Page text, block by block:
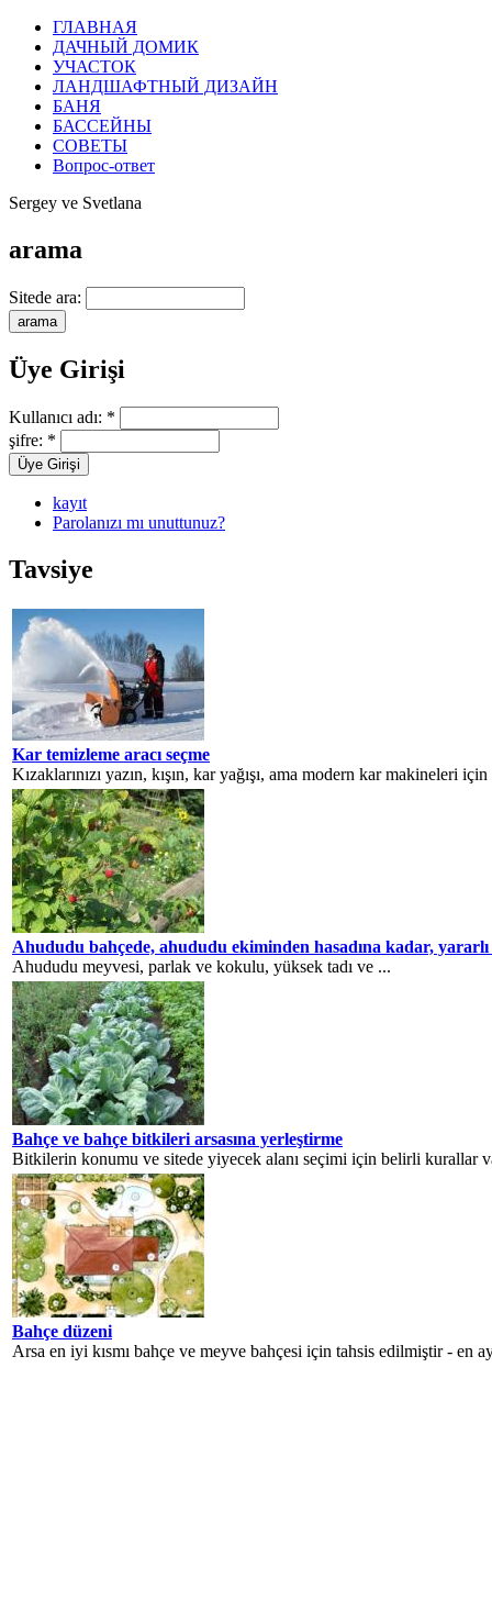
ГЛАВНАЯ
ДАЧНЫЙ ДОМИК
УЧАСТОК
ЛАНДШАФТНЫЙ ДИЗАЙН
БАНЯ
БАССЕЙНЫ
СОВЕТЫ
Вопрос-ответ
Sergey ve Svetlana
arama
Sitede ara:
Üye Girişi
Kullanıcı adı: *
şifre: *
kayıt
Parolanızı mı unuttunuz?
Tavsiye
Kar temizleme aracı seçme
Kızaklarınızı yazın, kışın, kar yağışı, ama modern kar makineleri için
Ahududu bahçede, ahududu ekiminden hasadına kadar, yararlı
Ahududu meyvesi, parlak ve kokulu, yüksek tadı ve ...
Bahçe ve bahçe bitkileri arsasına yerleştirme
Bitkilerin konumu ve sitede yiyecek alanı seçimi için belirli kurallar
Bahçe düzeni
Arsa en iyi kısmı bahçe ve meyve bahçesi için tahsis edilmiştir - en